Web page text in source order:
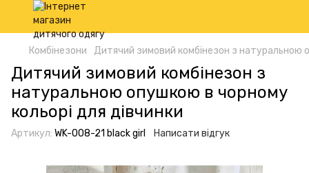
Комбінезони Дитячий зимовий комбінезон з натуральною
Дитячий зимовий комбінезон з
натуральною опушкою в чорному
кольорі для дівчинки
Артикул: WK-008-21 black girl Написати відгук